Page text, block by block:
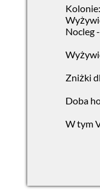
Nocleg
Zniżki
Doba
W tym